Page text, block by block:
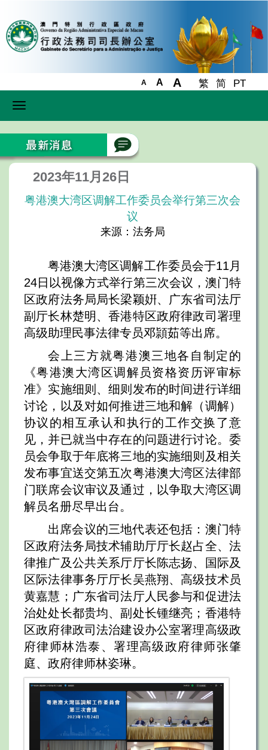
A A A 繁 简 PT
Toggle
2023年11月26日
粤港澳大湾区调解工作委员会举行第三次会
议
来源：法务局
粤港澳大湾区调解工作委员会于11月
24日以视像方式举行第三次会议，澳门特
区政府法务局局长梁颖姸、广东省司法厅
副厅长林楚明、香港特区政府律政司署理
高级助理民事法律专员邓頴茹等出席。
会上三方就粤港澳三地各自制定的
《粤港澳大湾区调解员资格资历评审标
准》实施细则、细则发布的时间进行详细
讨论，以及对如何推进三地和解（调解）
协议的相互承认和执行的工作交换了意
见，并已就当中存在的问题进行讨论。委
员会争取于年底将三地的实施细则及相关
发布事宜送交第五次粤港澳大湾区法律部
门联席会议审议及通过，以争取大湾区调
解员名册尽早出台。
出席会议的三地代表还包括：澳门特
区政府法务局技术辅助厅厅长赵占全、法
律推广及公共关系厅厅长陈志扬、国际及
区际法律事务厅厅长吴燕翔、高级技术员
黄嘉慧；广东省司法厅人民参与和促进法
治处处长都贵均、副处长锺继亮；香港特
区政府律政司法治建设办公室署理高级政
府律师林浩泰、署理高级政府律师张肇
庭、政府律师林姿琳。